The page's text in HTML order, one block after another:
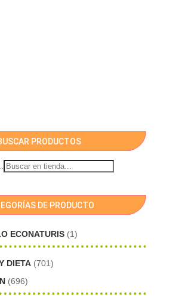
PRODUCTOS
DE PRODUCTO
ECONATURIS (1)
DIETA (701)
(696)